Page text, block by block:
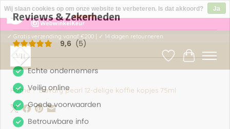
9,6
5 Reviews ×
✓ Gratis verzending vanaf €200 | ✓ 14 dagen retourneren
Verlanglijst
Home / Bavary pearl 12-delige koffie kopjes 75ml
Wij slaan cookies op om onze website te verbeteren. Is dat akkoord?
Ja
Nee
Meer over cookies »